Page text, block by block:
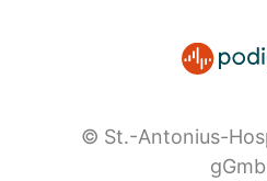
© St.-Antonius-